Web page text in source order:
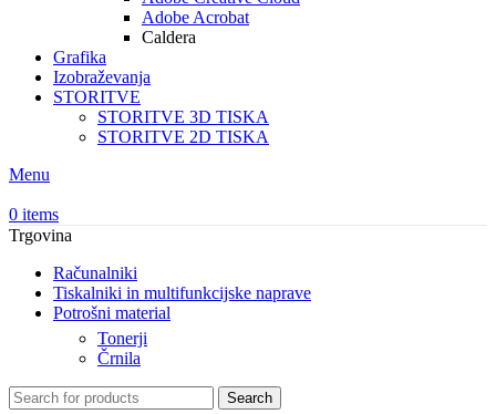
Adobe Acrobat
Caldera
Grafika
Izobraževanja
STORITVE
STORITVE 3D TISKA
STORITVE 2D TISKA
Menu
0 items
Trgovina
Računalniki
Tiskalniki in multifunkcijske naprave
Potrošni material
Tonerji
Črnila
Search